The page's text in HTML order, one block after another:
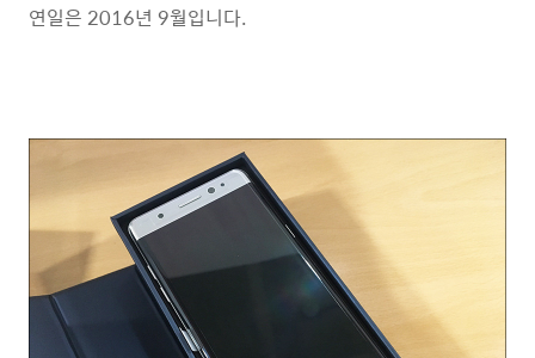
연일은 2016년 9월입니다.